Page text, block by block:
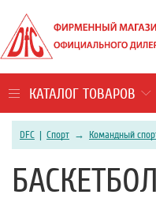
КАТАЛОГ ТОВАРОВ
DFC | Спорт → Командный